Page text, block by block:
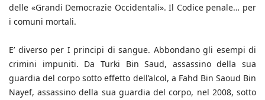
delle «Grandi Democrazie Occidentali». Il Codice penale… per
i comuni mortali.
E’ diverso per I principi di sangue. Abbondano gli esempi di
crimini impuniti. Da Turki Bin Saud, assassino della sua
guardia del corpo sotto effetto dell’alcol, a Fahd Bin Saoud Bin
Nayef, assassino della sua guardia del corpo, nel 2008, sotto